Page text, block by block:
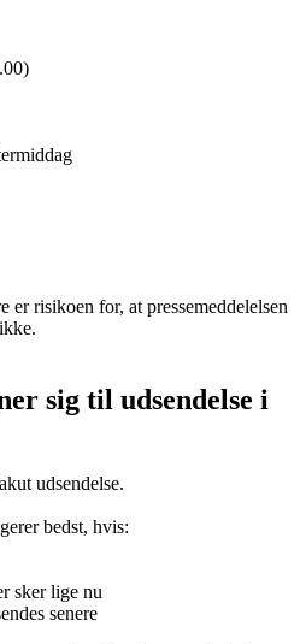
er risikoen for, at pressemeddelelsen
sig til udsendelse i
udsendelse.
bedst, hvis:
sker lige nu
senere